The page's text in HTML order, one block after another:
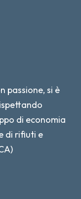
passione, si è
di economia
di rifiuti e